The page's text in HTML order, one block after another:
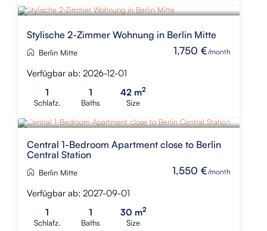
1,750 €/month
Stylische 2-Zimmer Wohnung in Berlin Mitte
Berlin Mitte
Verfügbar ab: 2026-12-01
1
Schlafz.
1
Baths
42 m2
Size
1,550 €/month
Central 1-Bedroom Apartment close to Berlin
Central Station
Berlin Mitte
Verfügbar ab: 2027-09-01
1
Schlafz.
1
Baths
30 m2
Size